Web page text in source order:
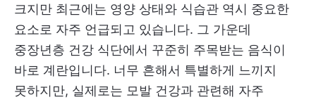
크지만 최근에는 영양 상태와 식습관 역시 중요한
요소로 자주 언급되고 있습니다. 그 가운데
중장년층 건강 식단에서 꾸준히 주목받는 음식이
바로 계란입니다. 너무 흔해서 특별하게 느끼지
못하지만, 실제로는 모발 건강과 관련해 자주